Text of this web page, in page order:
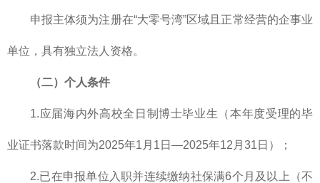
申报主体须为注册在“大零号湾”区域且正常经营的企事业
单位，具有独立法人资格。
（二）个人条件
1.应届海内外高校全日制博士毕业生（本年度受理的毕
业证书落款时间为2025年1月1日—2025年12月31日）；
2.已在申报单位入职并连续缴纳社保满6个月及以上（不